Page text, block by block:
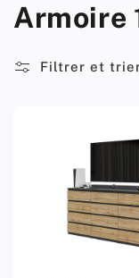
Armoire
Filtrer et